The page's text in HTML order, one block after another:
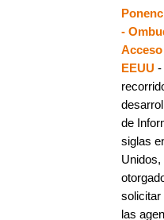
-
EEUU -
de
siglas
Unidos,
solicitar
las